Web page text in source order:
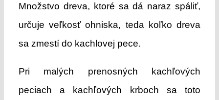
Množstvo dreva, ktoré sa dá naraz spáliť,
určuje veľkosť ohniska, teda koľko dreva
sa zmestí do kachlovej pece.
Pri malých prenosných kachľových
peciach a kachľových krboch sa toto